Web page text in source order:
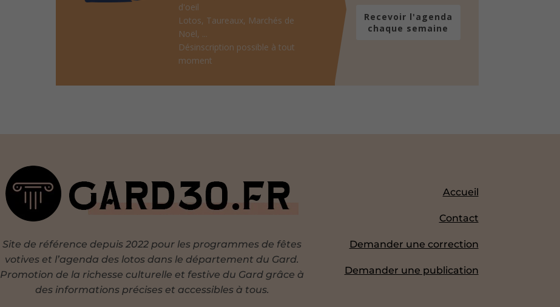
d'oeil
Lotos, Taureaux, Marchés de
Noël, ...
Désinscription possible à tout
moment
Recevoir l'agenda
chaque semaine
Site de référence depuis 2022 pour les programmes de fêtes
votives et l’agenda des lotos dans le département du Gard.
Promotion de la richesse culturelle et festive du Gard grâce à
des informations précises et accessibles à tous.
Accueil
Contact
Demander une correction
Demander une publication